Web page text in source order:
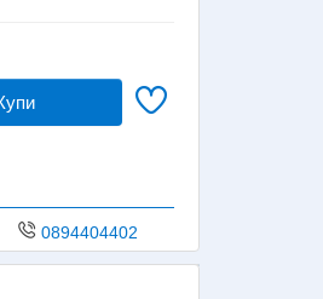
0894404402